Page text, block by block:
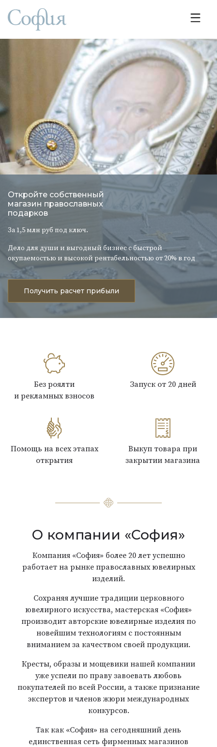
Откройте собственный
магазин православных
подарков
За 1,5 млн руб под ключ.
Дело для души и выгодный бизнес с быстрой
окупаемостью и высокой рентабельностью от 20% в год
Получить расчет прибыли
Без роялти
и рекламных взносов
Запуск от 20 дней
Помощь на всех этапах
открытия
Выкуп товара при
закрытии магазина
О компании «София»
Компания «София» более 20 лет успешно
работает на рынке православных ювелирных
изделий.
Сохраняя лучшие традиции церковного
ювелирного искусства, мастерская «София»
производит авторские ювелирные изделия по
новейшим технологиям с постоянным
вниманием за качеством своей продукции.
Кресты, образы и мощевики нашей компании
уже успели по праву завоевать любовь
покупателей по всей России, а также признание
экспертов и членов жюри международных
конкурсов.
Так как «София» на сегодняшний день
единственная сеть фирменных магазинов